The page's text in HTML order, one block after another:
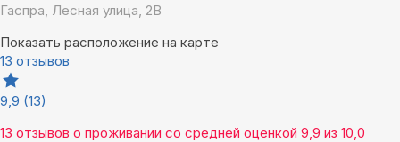
Гаспра, Лесная улица, 2В
Показать расположение на карте
13 отзывов
9,9 (13)
13 отзывов о проживании со средней оценкой 9,9 из 10,0